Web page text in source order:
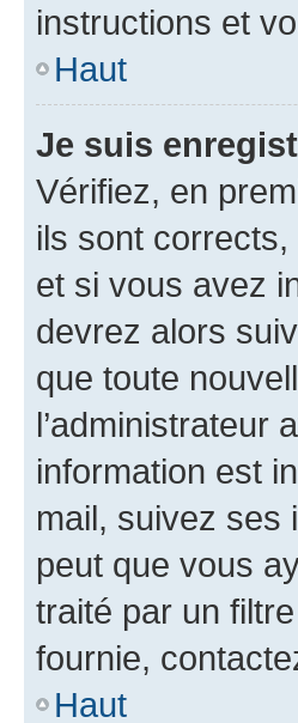
instructions et
Haut
Je suis
Vérifiez, en
ils sont
et si vous avez
devrez alors
que toute
l’administrateur
information est
mail, suivez ses
peut que vous
traité par un
fournie,
Haut